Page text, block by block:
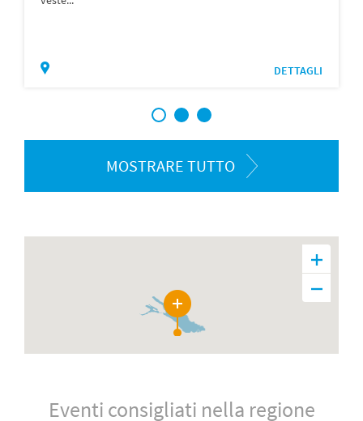
DETTAGLI
1
MOSTRARE TUTTO
Eventi consigliati nella regione